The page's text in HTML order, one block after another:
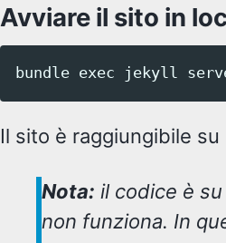
Avviare il sito in
bundle exec
Il sito è raggiungibile su
Nota: il codice è su
non funziona. In